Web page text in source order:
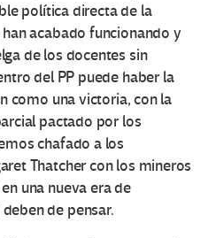
política directa de la
acabado funcionando y
de los docentes sin
del PP puede haber la
como una victoria, con la
pactado por los
chafado a los
Thatcher con los mineros
una nueva era de
de pensar.